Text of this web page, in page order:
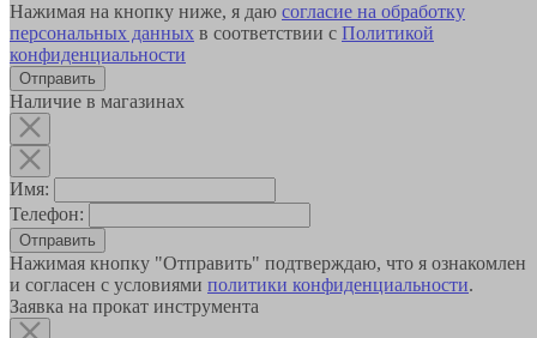
Нажимая на кнопку ниже, я даю согласие на обработку
персональных данных в соответствии с Политикой
конфиденциальности
Наличие в магазинах
Имя:
Телефон:
Отправить
Нажимая кнопку "Отправить" подтверждаю, что я ознакомлен
и согласен с условиями политики конфиденциальности.
Заявка на прокат инструмента